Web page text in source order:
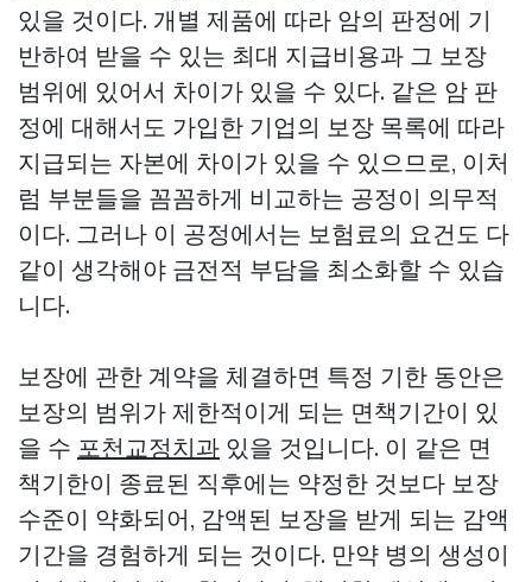
있을 것이다. 개별 제품에 따라 암의 판정에 기
반하여 받을 수 있는 최대 지급비용과 그 보장
범위에 있어서 차이가 있을 수 있다. 같은 암 판
정에 대해서도 가입한 기업의 보장 목록에 따라
지급되는 자본에 차이가 있을 수 있으므로, 이처
럼 부분들을 꼼꼼하게 비교하는 공정이 의무적
이다. 그러나 이 공정에서는 보험료의 요건도 다
같이 생각해야 금전적 부담을 최소화할 수 있습
니다.
보장에 관한 계약을 체결하면 특정 기한 동안은
보장의 범위가 제한적이게 되는 면책기간이 있
을 수 포천교정치과 있을 것입니다. 이 같은 면
책기한이 종료된 직후에는 약정한 것보다 보장
수준이 약화되어, 감액된 보장을 받게 되는 감액
기간을 경험하게 되는 것이다. 만약 병의 생성이